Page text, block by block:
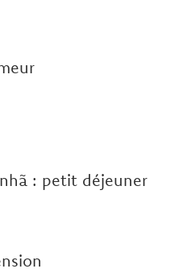
: petit déjeuner